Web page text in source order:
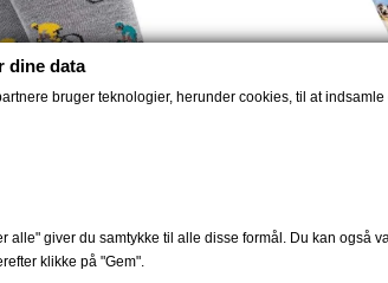
UDSOLGT
dine data
bruger teknologier, herunder cookies, til at
alle" giver du samtykke til alle disse formål. Du kan også
klikke på "Gem".